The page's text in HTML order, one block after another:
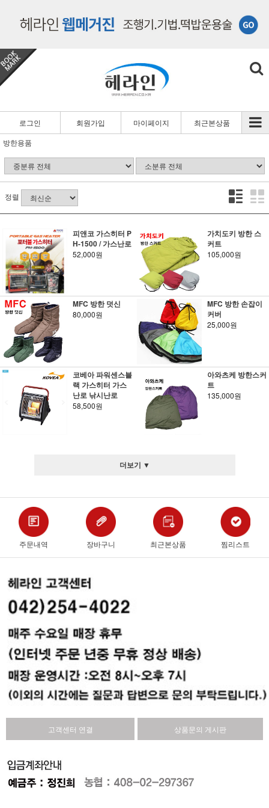
로그인 회원가입 마이페이지
최근본상품
방한용품
정렬
피앤코 가스히터 P
H-1500 / 가스난로
52,000원
가치도키 방한 스
커트
105,000원
MFC 방한 덧신
80,000원
MFC 방한 손잡이
커버
25,000원
코베아 파워센스블
랙 가스히터 가스
난로 낚시난로
58,500원
아와츠케 방한스커
트
135,000원
더보기 ▼
주문내역 장바구니 최근본상품 찜리스트
고객센터 연결 상품문의 게시판